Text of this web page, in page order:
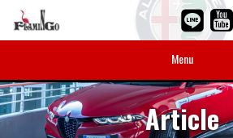
Menu
Article